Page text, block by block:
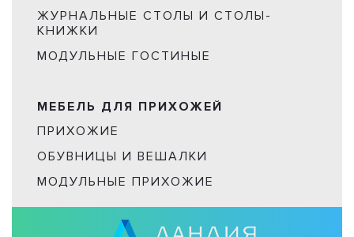
ЖУРНАЛЬНЫЕ СТОЛЫ И СТОЛЫ-
КНИЖКИ
МОДУЛЬНЫЕ ГОСТИНЫЕ
МЕБЕЛЬ ДЛЯ ПРИХОЖЕЙ
ПРИХОЖИЕ
ОБУВНИЦЫ И ВЕШАЛКИ
МОДУЛЬНЫЕ ПРИХОЖИЕ